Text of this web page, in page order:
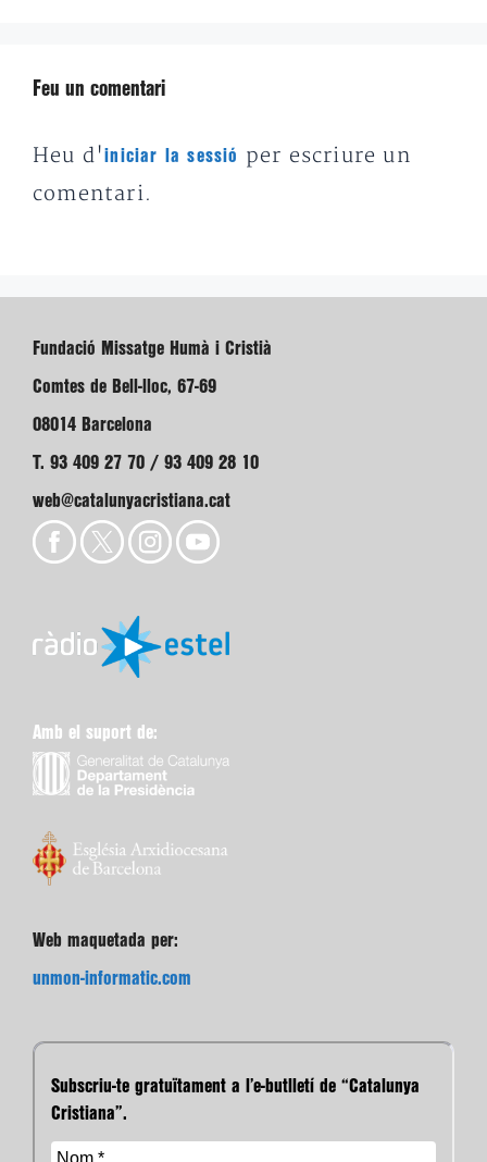
Feu un comentari
Heu d'iniciar la sessió
per escriure un
comentari.
Fundació Missatge Humà i Cristià
Comtes de Bell-lloc, 67-69
08014 Barcelona
T. 93 409 27 70 / 93 409 28 10
web@catalunyacristiana.cat
Amb el suport de:
Web maquetada per:
unmon-informatic.com
Subscriu-te gratuïtament a l’e-butlletí de “Catalunya
Cristiana”.